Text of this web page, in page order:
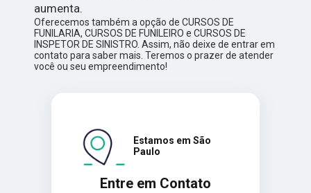
aumenta.
Oferecemos também a opção de CURSOS DE
FUNILARIA, CURSOS DE FUNILEIRO e CURSOS DE
INSPETOR DE SINISTRO. Assim, não deixe de entrar em
contato para saber mais. Teremos o prazer de atender
você ou seu empreendimento!
Entre em Contato
Estamos em São
Paulo